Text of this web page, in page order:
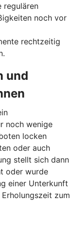
regulären
noch vor
rechtzeitig
und
noch wenige
locken
oder auch
stellt sich dann
oder wurde
einer Unterkunft
zum